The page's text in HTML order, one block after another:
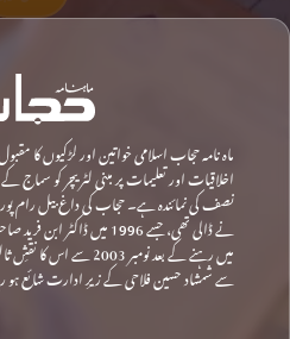
ماہ نامہ حجاب اسلامی خواتین اور لڑکیوں کا
اخلاقیات اور تعلیمات پر مبنی لٹریچر کو
نے ڈالی تھی، جسے 1996 میں
میں رہنے کے بعد نومبر
سے شمشاد حسین فلاحی کے زیرِ ادارت شائع ہو